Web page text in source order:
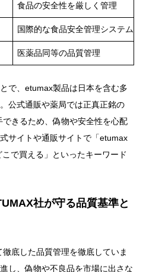
食品の安全性を厳しく管理
国際的な食品安全管理システム基
医薬品同等の品質管理
で、etumax製品は日本を含む多
公式通販や薬局では正真正銘の
きるため、偽物や安全性を心配
サイトや通販サイトで「etumax
で買える」といったキーワード
社が守る品質基準と
底した品質管理を徹底していま
し、偽物や不良品を市場に出さな